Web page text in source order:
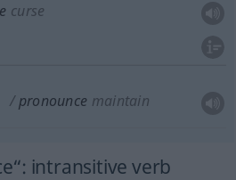
curse
pronounce maintain
: intransitive verb